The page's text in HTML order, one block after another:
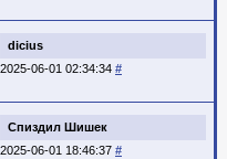
dicius
2025-06-01 02:34:34 #
Спиздил Шишек
2025-06-01 18:46:37 #